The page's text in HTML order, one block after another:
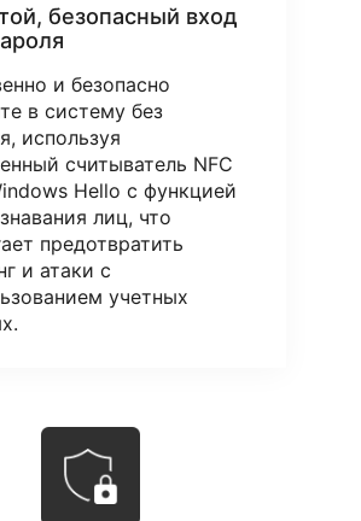
безопасный вход
и безопасно
в систему без
используя
считыватель NFC
Hello с функцией
лиц, что
предотвратить
и атаки с
учетных